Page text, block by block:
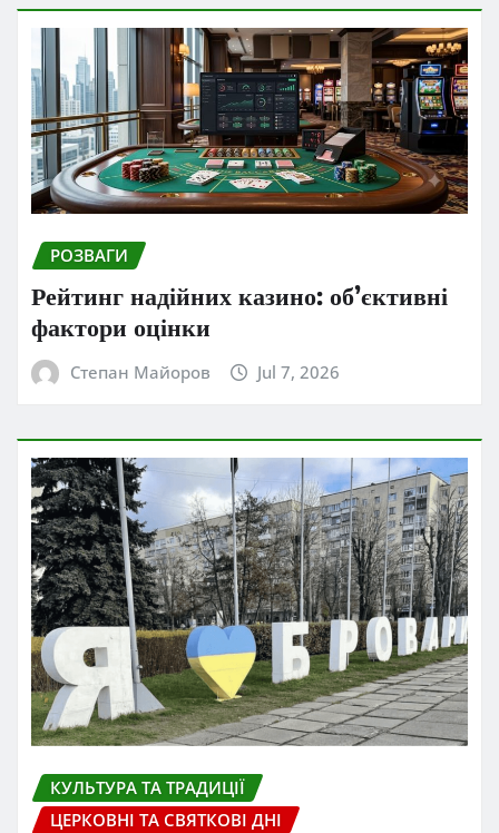
РОЗВАГИ
Рейтинг надійних казино: об’єктивні
фактори оцінки
Степан Майоров Jul 7, 2026
КУЛЬТУРА ТА ТРАДИЦІЇ
ЦЕРКОВНІ ТА СВЯТКОВІ ДНІ